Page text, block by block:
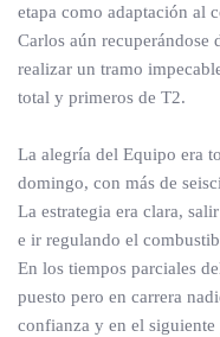
etapa como adaptación al
Carlos aún recuperándose
realizar un tramo
total y primeros de T2.
La alegría del Equipo era
domingo, con más de
La estrategia era clara,
e ir regulando el
En los tiempos parciales
puesto pero en carrera
confianza y en el